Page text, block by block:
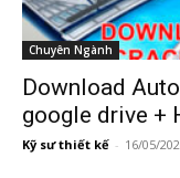
Chuyên Ngành
Download
google drive +
Kỹ sư thiết kế - 16/05/